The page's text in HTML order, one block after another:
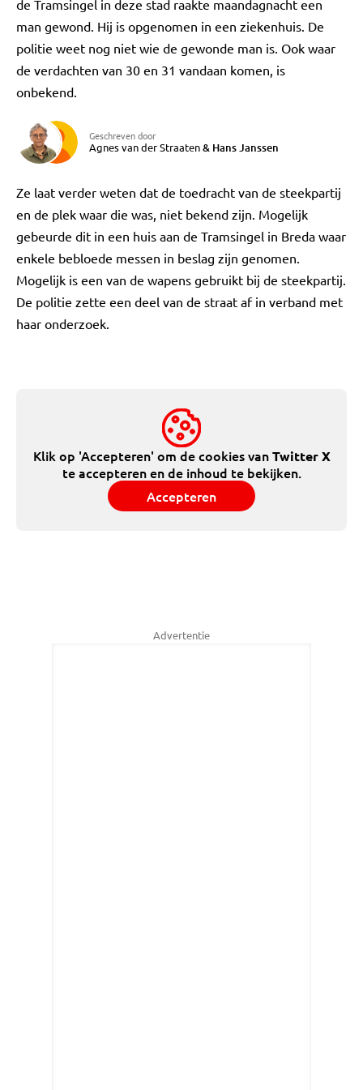
de Tramsingel in deze stad raakte maandagnacht een
man gewond. Hij is opgenomen in een ziekenhuis. De
politie weet nog niet wie de gewonde man is. Ook waar
de verdachten van 30 en 31 vandaan komen, is
onbekend.
Geschreven door
Agnes van der Straaten& Hans Janssen
Ze laat verder weten dat de toedracht van de steekpartij
en de plek waar die was, niet bekend zijn. Mogelijk
gebeurde dit in een huis aan de Tramsingel in Breda waar
enkele bebloede messen in beslag zijn genomen.
Mogelijk is een van de wapens gebruikt bij de steekpartij.
De politie zette een deel van de straat af in verband met
haar onderzoek.
Klik op 'Accepteren' om de cookies vanTwitter X
te accepteren en de inhoud te bekijken.
Accepteren
Advertentie